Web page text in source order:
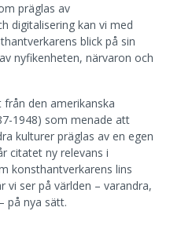
präglas av
digitalisering kan vi med
blick på sin
nyfikenheten, närvaron och
den amerikanska
1948) som menade att
kulturer präglas av en egen
citatet ny relevans i
konsthantverkarens lins
vi ser på världen – varandra,
på nya sätt.